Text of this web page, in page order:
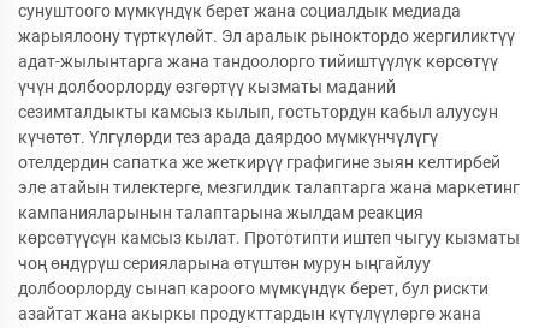
сунуштоого мүмкүндүк берет жана социалдык медиада
жарыялоону түрткүлөйт. Эл аралык рыноктордо жергиликтүү
адат-жылынтарга жана тандоолорго тийиштүүлүк көрсөтүү
үчүн долбоорлорду өзгөртүү кызматы маданий
сезимталдыкты камсыз кылып, гостьтордун кабыл алуусун
күчөтөт. Үлгүлөрди тез арада даярдоо мүмкүнчүлүгү
отелдердин сапатка же жеткирүү графигине зыян келтирбей
эле атайын тилектерге, мезгилдик талаптарга жана маркетинг
кампанияларынын талаптарына жылдам реакция
көрсөтүүсүн камсыз кылат. Прототипти иштеп чыгуу кызматы
чоң өндүрүш серияларына өтүштөн мурун ыңгайлуу
долбоорлорду сынап кароого мүмкүндүк берет, бул рискти
азайтат жана акыркы продукттардын күтүлүүлөргө жана